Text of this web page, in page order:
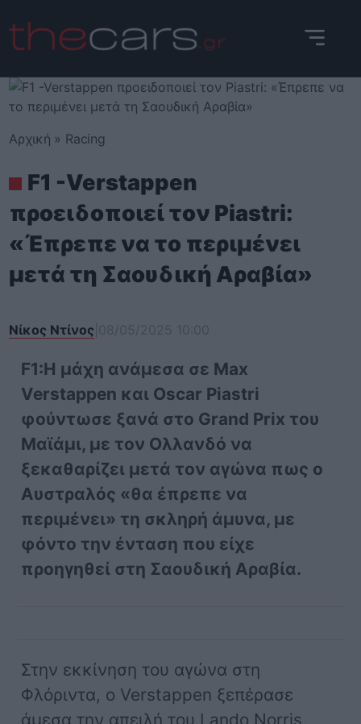
to
content
Αρχική » Racing
F1 -Verstappen
προειδοποιεί τον Piastri:
«Έπρεπε να το περιμένει
μετά τη Σαουδική Αραβία»
Νίκος Ντίνος
F1:Η μάχη ανάμεσα σε Max
Verstappen και Oscar Piastri
φούντωσε ξανά στο Grand Prix του
Μαϊάμι, με τον Ολλανδό να
ξεκαθαρίζει μετά τον αγώνα πως ο
Αυστραλός «θα έπρεπε να
περιμένει» τη σκληρή άμυνα, με
φόντο την ένταση που είχε
προηγηθεί στη Σαουδική Αραβία.
Στην εκκίνηση του αγώνα στη
Φλόριντα, ο Verstappen ξεπέρασε
άμεσα την απειλή του Lando Norris,